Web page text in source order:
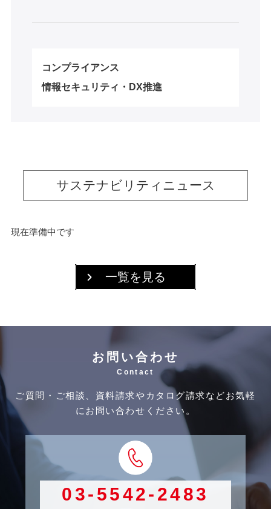
コンプライアンス
情報セキュリティ・DX推進
サステナビリティニュース
現在準備中です
一覧を見る
お問い合わせ
Contact
ご質問・ご相談、資料請求やカタログ請求などお気軽
にお問い合わせください。
03-5542-2483